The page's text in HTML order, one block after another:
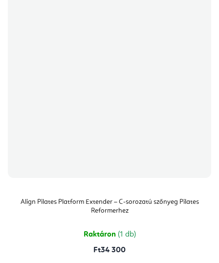
Align Pilates Platform Extender – C-sorozatú szőnyeg Pilates
Reformerhez
Raktáron (1 db)
Ft34 300